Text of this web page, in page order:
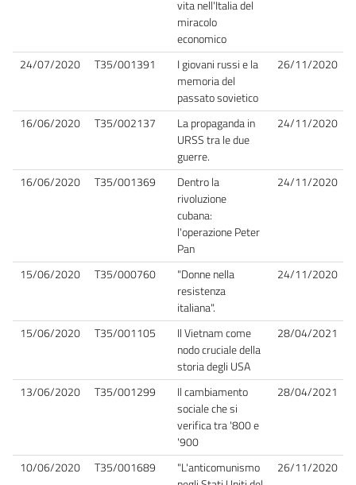
vita nell'Italia del
miracolo
economico
24/07/2020 T35/001391
I giovani russi e la
memoria del
passato sovietico
26/11/2020
16/06/2020 T35/002137
La propaganda in
URSS tra le due
guerre.
24/11/2020
16/06/2020 T35/001369
Dentro la
rivoluzione
cubana:
l'operazione Peter
Pan
24/11/2020
15/06/2020 T35/000760
"Donne nella
resistenza
italiana".
24/11/2020
15/06/2020 T35/001105
Il Vietnam come
nodo cruciale della
storia degli USA
28/04/2021
13/06/2020 T35/001299
Il cambiamento
sociale che si
verifica tra '800 e
'900
28/04/2021
10/06/2020 T35/001689
"L'anticomunismo
26/11/2020